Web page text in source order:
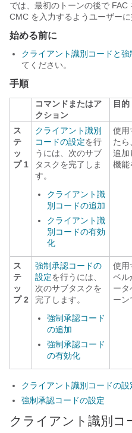
では、最初のトーンの後で
CMC を入力するようユーザーに
始める前に
クライアント識別コードと
てください。
手順
コマンドまたはア
クション
目的
ス
テ
ッ
プ 1
クライアント識別
コードの設定を行
うには、次のサブ
タスクを完了しま
す。
クライアント識
別コードの追加
クライアント識
別コードの有効
化
使用
たら
追加
機能
ス
テ
ッ
プ 2
強制承認コードの
設定を行うには、
次のサブタスクを
完了します。
強制承認コード
の追加
強制承認コード
の有効化
使用
ベル
ータ
ーン
クライアント識別コードの設
強制承認コードの設定
クライアント識別コ